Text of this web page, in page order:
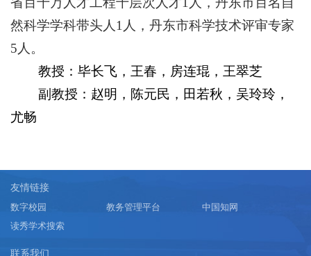
然科学学科带头人1人，丹东市科学技术评审专家
5人。
教授：毕长飞，王春，房连琨，王翠芝
副教授：赵明，陈元民，田若秋，吴玲玲，
尤畅
友情链接
数字校园 教务管理平台
中国知网
读秀学术搜索
联系我们